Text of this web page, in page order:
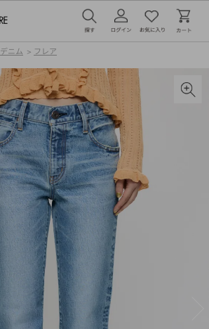
デニム > フレア